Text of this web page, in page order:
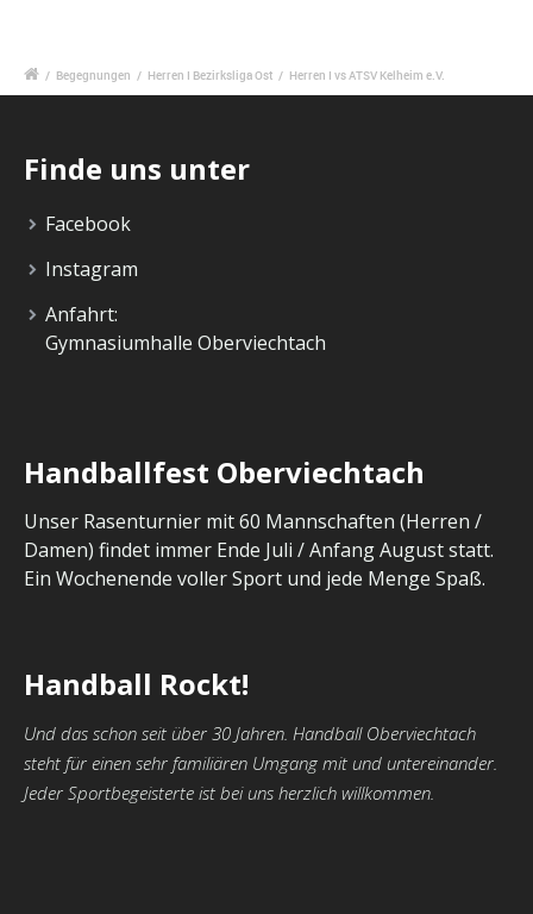
/ Begegnungen / Herren I Bezirksliga Ost / Herren I vs ATSV Kelheim e.V.
Finde uns unter
Facebook
Instagram
Anfahrt:
Gymnasiumhalle Oberviechtach
Handballfest Oberviechtach
Unser Rasenturnier mit 60 Mannschaften (Herren /
Damen) findet immer Ende Juli / Anfang August statt.
Ein Wochenende voller Sport und jede Menge Spaß.
Handball Rockt!
Und das schon seit über 30 Jahren. Handball Oberviechtach
steht für einen sehr familiären Umgang mit und untereinander.
Jeder Sportbegeisterte ist bei uns herzlich willkommen.